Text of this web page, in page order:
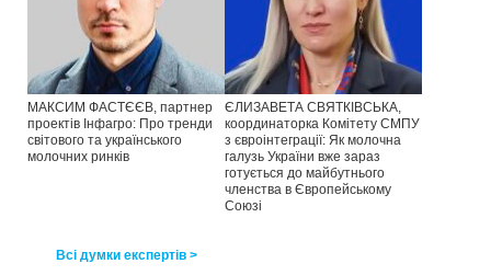
МАКСИМ ФАСТЄЄВ, партнер
проектів Інфагро: Про тренди
світового та українського
молочних ринків
ЄЛИЗАВЕТА СВЯТКІВСЬКА,
координаторка Комітету СМПУ
з євроінтеграції: Як молочна
галузь України вже зараз
готується до майбутнього
членства в Європейському
Союзі
Всі думки експертів >